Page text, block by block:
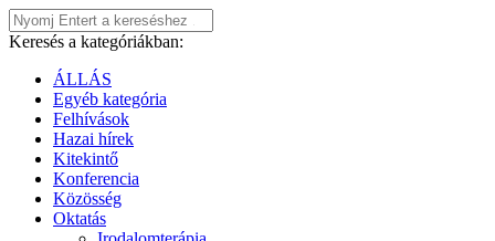
Keresés a kategóriákban:
ÁLLÁS
Egyéb kategória
Felhívások
Hazai hírek
Kitekintő
Konferencia
Közösség
Oktatás